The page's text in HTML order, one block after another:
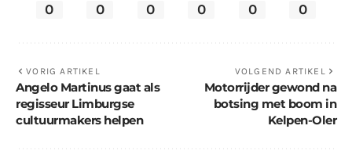
0 0 0 0 0 0
VORIG ARTIKEL
Angelo Martinus gaat als
regisseur Limburgse
cultuurmakers helpen
VOLGEND ARTIKEL
Motorrijder gewond na
botsing met boom in
Kelpen-Oler